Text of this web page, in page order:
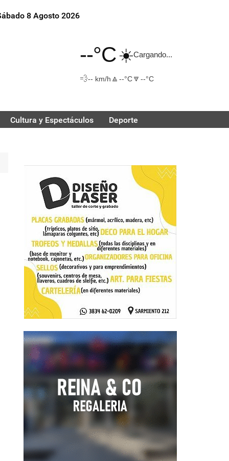
8 Agosto 2026
--°C☀️Cargando...
💨-- km/h 🔼 --°C🔽 --°C
Cultura y Espectáculos Deporte